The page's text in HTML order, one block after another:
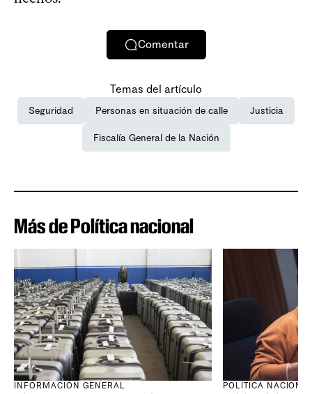
Comentar
Temas del artículo
Seguridad Personas en situación de calle Justicia
Fiscalía General de la Nación
Más de Política nacional
INFORMACIÓN GENERAL POLÍTICA